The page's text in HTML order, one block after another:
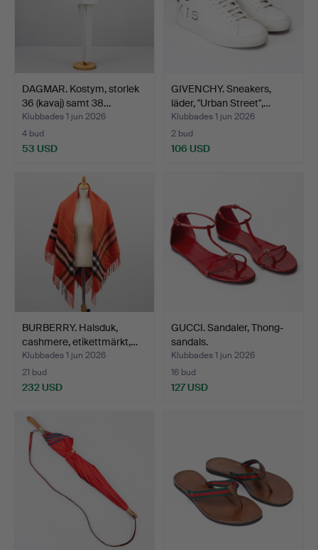
DAGMAR. Kostym, storlek
36 (kavaj) samt 38…
Klubbades 1 jun 2026
4 bud
53 USD
GIVENCHY. Sneakers,
läder, "Urban Street",…
Klubbades 1 jun 2026
2 bud
106 USD
BURBERRY. Halsduk,
cashmere, etikettmärkt,…
Klubbades 1 jun 2026
21 bud
232 USD
GUCCI. Sandaler, Thong-
sandals.
Klubbades 1 jun 2026
16 bud
127 USD